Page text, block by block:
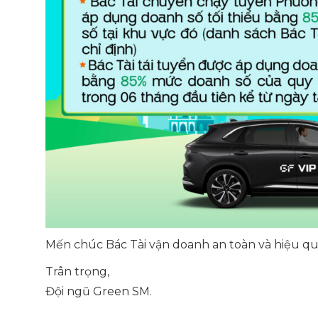
Mến chúc Bác Tài vận doanh an toàn và hiệu
Trân trọng,
Đội ngũ Green SM.